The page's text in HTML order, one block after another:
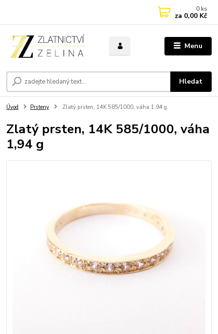
Menu
Hledat
0 ks
za 0,00 Kč
Úvod Prsteny Zlatý prsten, 14K 585/1000, váha 1,94 g
Zlatý prsten, 14K 585/1000, váha
1,94 g